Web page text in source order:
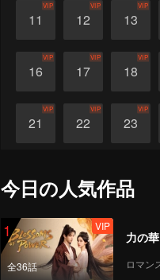
11
VIP
12
VIP
13
VIP
16
VIP
17
VIP
18
VIP
21
VIP
22
VIP
23
VIP
今日の人気作品
1
全36話
VIP
力の華